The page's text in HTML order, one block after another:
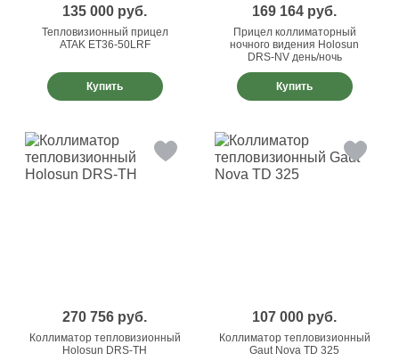
135 000 руб.
Тепловизионный прицел
ATAK ET36-50LRF
Купить
169 164 руб.
Прицел коллиматорный
ночного видения Holosun
DRS-NV день/ночь
Купить
270 756 руб.
Коллиматор тепловизионный
Holosun DRS-TH
107 000 руб.
Коллиматор тепловизионный
Gaut Nova TD 325